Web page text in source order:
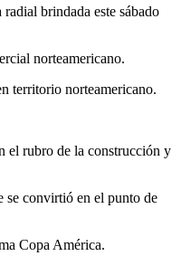
brindada este sábado
norteamericano.
territorio norteamericano.
el rubro de la construcción y
se convirtió en el punto de
Copa América.